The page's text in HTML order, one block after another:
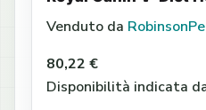
Venduto da
80,22 €
Disponibilità indicata